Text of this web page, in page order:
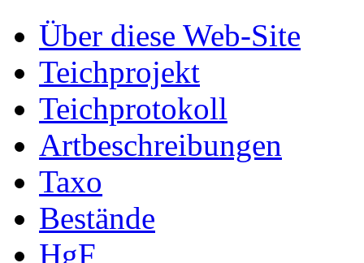
Über diese Web-Site
Teichprojekt
Teichprotokoll
Artbeschreibungen
Taxo
Bestände
HgF